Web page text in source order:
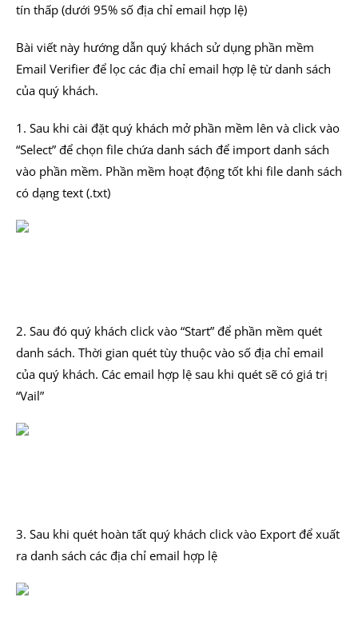
tín thấp (dưới 95% số địa chỉ email hợp lệ)
Bài viết này hướng dẫn quý khách sử dụng phần mềm
Email Verifier để lọc các địa chỉ email hợp lệ từ danh sách
của quý khách.
1. Sau khi cài đặt quý khách mở phần mềm lên và click vào
“Select” để chọn file chứa danh sách để import danh sách
vào phần mềm. Phần mềm hoạt động tốt khi file danh sách
có dạng text (.txt)
2. Sau đó quý khách click vào “Start” để phần mềm quét
danh sách. Thời gian quét tùy thuộc vào số địa chỉ email
của quý khách. Các email hợp lệ sau khi quét sẽ có giá trị
“Vail”
3. Sau khi quét hoàn tất quý khách click vào Export để xuất
ra danh sách các địa chỉ email hợp lệ